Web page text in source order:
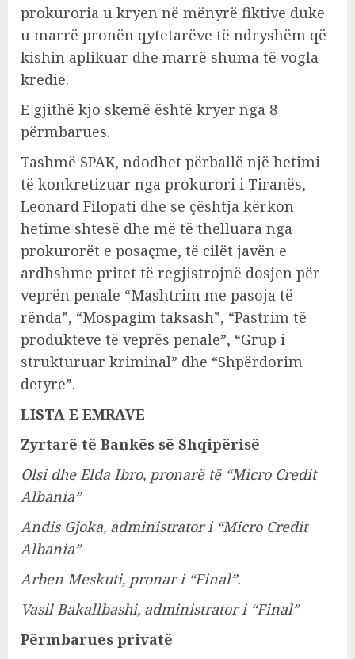
prokuroria u kryen në mënyrë fiktive duke
u marrë pronën qytetarëve të ndryshëm që
kishin aplikuar dhe marrë shuma të vogla
kredie.
E gjithë kjo skemë është kryer nga 8
përmbarues.
Tashmë SPAK, ndodhet përballë një hetimi
të konkretizuar nga prokurori i Tiranës,
Leonard Filopati dhe se çështja kërkon
hetime shtesë dhe më të thelluara nga
prokurorët e posaçme, të cilët javën e
ardhshme pritet të regjistrojnë dosjen për
veprën penale “Mashtrim me pasoja të
rënda”, “Mospagim taksash”, “Pastrim të
produkteve të veprës penale”, “Grup i
strukturuar kriminal” dhe “Shpërdorim
detyre”.
LISTA E EMRAVE
Zyrtarë të Bankës së Shqipërisë
Olsi dhe Elda Ibro, pronarë të “Micro Credit
Albania”
Andis Gjoka, administrator i “Micro Credit
Albania”
Arben Meskuti, pronar i “Final”.
Vasil Bakallbashi, administrator i “Final”
Përmbarues privatë